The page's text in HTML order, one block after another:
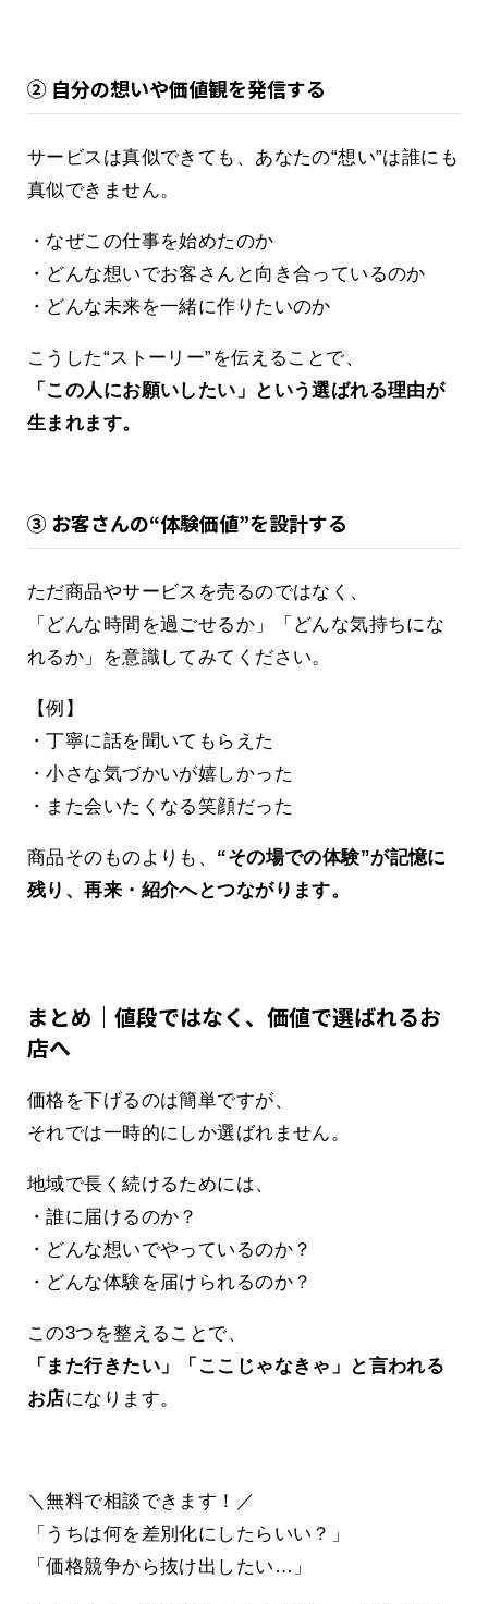
② 自分の想いや価値観を発信する
サービスは真似できても、あなたの“想い”は誰にも
真似できません。
・なぜこの仕事を始めたのか
・どんな想いでお客さんと向き合っているのか
・どんな未来を一緒に作りたいのか
こうした“ストーリー”を伝えることで、
「この人にお願いしたい」という選ばれる理由が
生まれます。
③ お客さんの“体験価値”を設計する
ただ商品やサービスを売るのではなく、
「どんな時間を過ごせるか」「どんな気持ちにな
れるか」を意識してみてください。
【例】
・丁寧に話を聞いてもらえた
・小さな気づかいが嬉しかった
・また会いたくなる笑顔だった
商品そのものよりも、 “その場での体験”が記憶に
残り、再来・紹介へとつながります。
まとめ｜値段ではなく、価値で選ばれるお
店へ
価格を下げるのは簡単ですが、
それでは一時的にしか選ばれません。
地域で長く続けるためには、
・誰に届けるのか？
・どんな想いでやっているのか？
・どんな体験を届けられるのか？
この3つを整えることで、
「また行きたい」「ここじゃなきゃ」と言われる
お店になります。
＼無料で相談できます！／
「うちは何を差別化にしたらいい？」
「価格競争から抜け出したい…」